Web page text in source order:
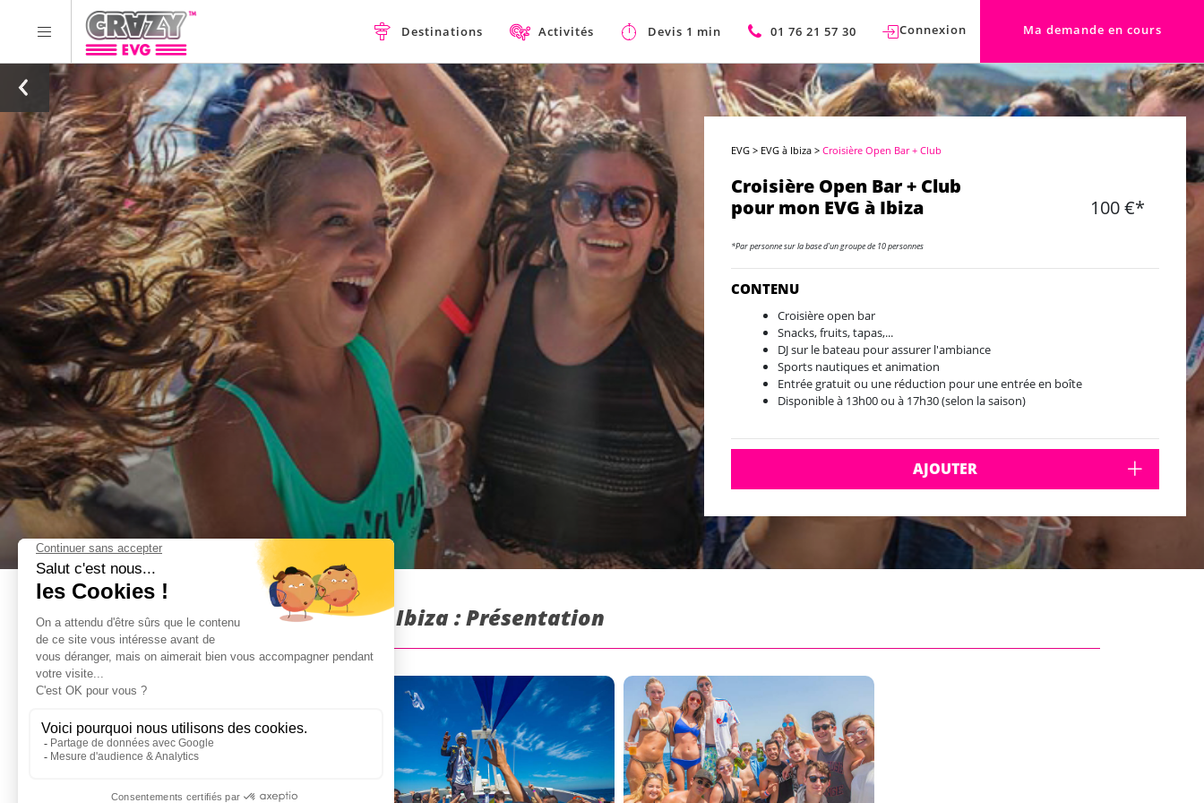
Destinations Activités Devis 1 min 01 76 21 57 30 Connexion Ma demande en cours
EVG > EVG à Ibiza >Croisière Open Bar + Club
Croisière Open Bar + Club
pour mon EVG à Ibiza
100 €*
*Par personne sur la base d'un groupe de 10 personnes
CONTENU
Croisière open bar
Snacks, fruits, tapas,...
DJ sur le bateau pour assurer l'ambiance
Sports nautiques et animation
Entrée gratuit ou une réduction pour une entrée en boîte
Disponible à 13h00 ou à 17h30 (selon la saison)
AJOUTER
Croisière Open Bar + Club à Ibiza : Présentation